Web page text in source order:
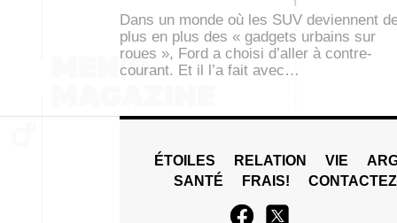
Dans un monde où les SUV deviennent
plus en plus des « gadgets urbains sur
roues », Ford a choisi d’aller à contre-
courant. Et il l’a fait avec…
ÉTOILES RELATION VIE
SANTÉ
FRAIS!